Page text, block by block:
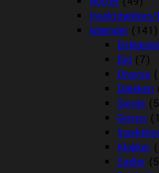
Insektdækken/
Islænder (141)
Bid (7)
Diverse
Dækken
Gjorde
Grimer
Klokker
Sadler